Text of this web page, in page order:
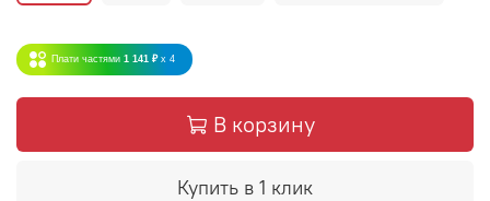
Плати частями 1 141 ₽ x 4
В корзину
Купить в 1 клик